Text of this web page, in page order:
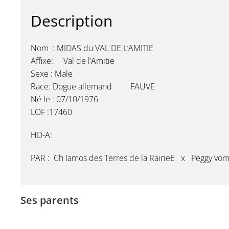
Description
Nom : MIDAS du VAL DE L’AMITIE
Affixe: Val de l’Amitie
Sexe : Male
Race: Dogue allemand FAUVE
Né le : 07/10/1976
LOF :17460
HD-A:
PAR : Ch Iamos des Terres de la RairieE x Peggy
Ses parents